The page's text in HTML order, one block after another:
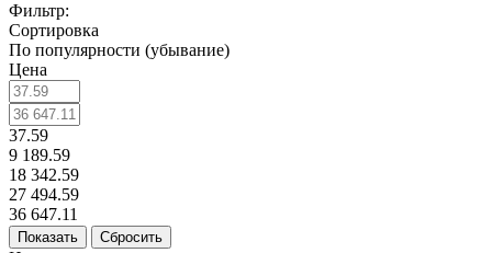
Фильтр:
Сортировка
По популярности (убывание)
Цена
37.59
9 189.59
18 342.59
27 494.59
36 647.11
Показать Сбросить